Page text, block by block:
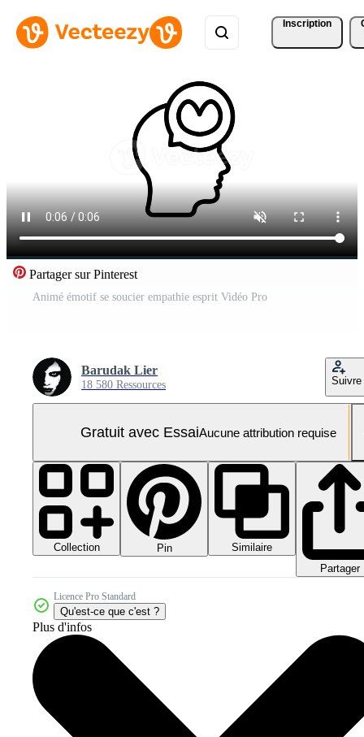
Inscription
Partager sur Pinterest
Animé émotif se soucier empathie esprit Vidéo Pro
Barudak Lier
18 580 Ressources Suivre
Gratuit avec EssaiAucune attribution requise
Collection Pin
Similaire
Partager
Licence Pro Standard
Qu'est-ce que c'est ?
Plus d'infos